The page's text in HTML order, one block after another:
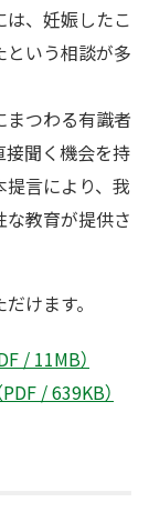
、妊娠したこ
という相談が多
つわる有識者
聞く機会を持
言により、我
教育が提供さ
けます。
/ 11MB）
/ 639KB）